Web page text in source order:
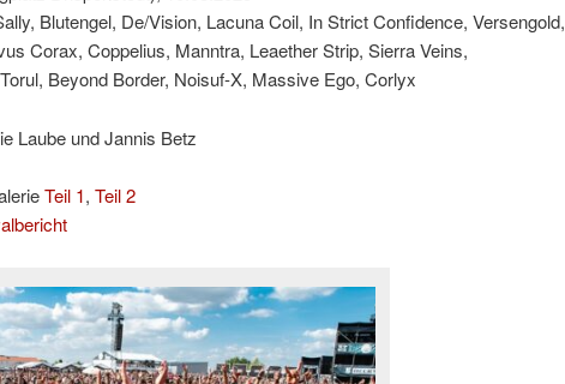
Blutengel, De/Vision, Lacuna Coil, In Strict Confidence, Versengold,
Corax, Coppelius, Manntra, Leaether Strip, Sierra Veins,
Beyond Border, Noisuf-X, Massive Ego, Corlyx
Laube und Jannis Betz
Teil 1, Teil 2